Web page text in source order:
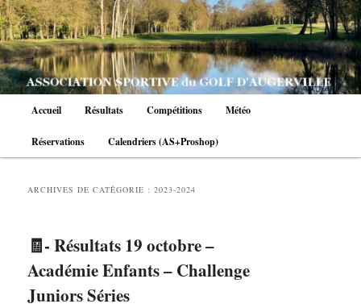
Aller
au
contenu
principal
Aller
au
contenu
secondaire
Accueil Résultats Compétitions Météo
Réservations Calendriers (AS+Proshop)
ARCHIVES DE CATÉGORIE :2023-2024
🧾- Résultats 19 octobre –
Académie Enfants – Challenge
Juniors Séries